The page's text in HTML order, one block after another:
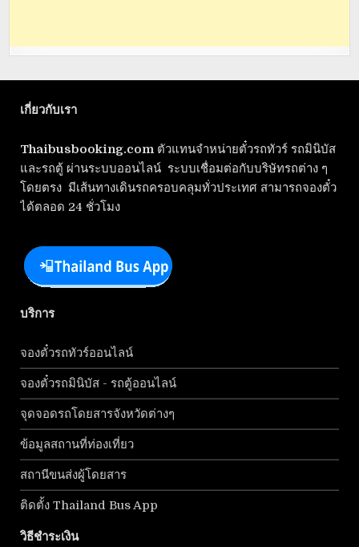
เกี่ยวกับเรา
Thaibusbooking.com ตัวแทนจำหน่ายตั๋วรถทัวร์ รถมินิบัส
และรถตู้ ผ่านระบบออนไลน์ ระบบเชื่อมต่อกับบริษัทรถต่าง ๆ
โดยตรง มีเส้นทางเดินรถครอบคลุมทั่วประเทศ สามารถจองตั๋ว
ได้ตลอด 24 ชั่วโมง
บริการ
จองตั๋วรถทัวร์ออนไลน์
จองตั๋วรถมินิบัส - รถตู้ออนไลน์
จุดจอดรถโดยสารจังหวัดต่างๆ
ข้อมูลสถานที่ท่องเที่ยว
สถานีขนส่งผู้โดยสาร
ติดตั้ง Thailand Bus App
วิธีชำระเงิน